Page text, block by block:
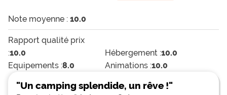
Note moyenne : 10.0
Rapport qualité prix
:10.0 Hébergement :10.0
Equipements :8.0 Animations :10.0
"Un camping splendide, un rêve !"